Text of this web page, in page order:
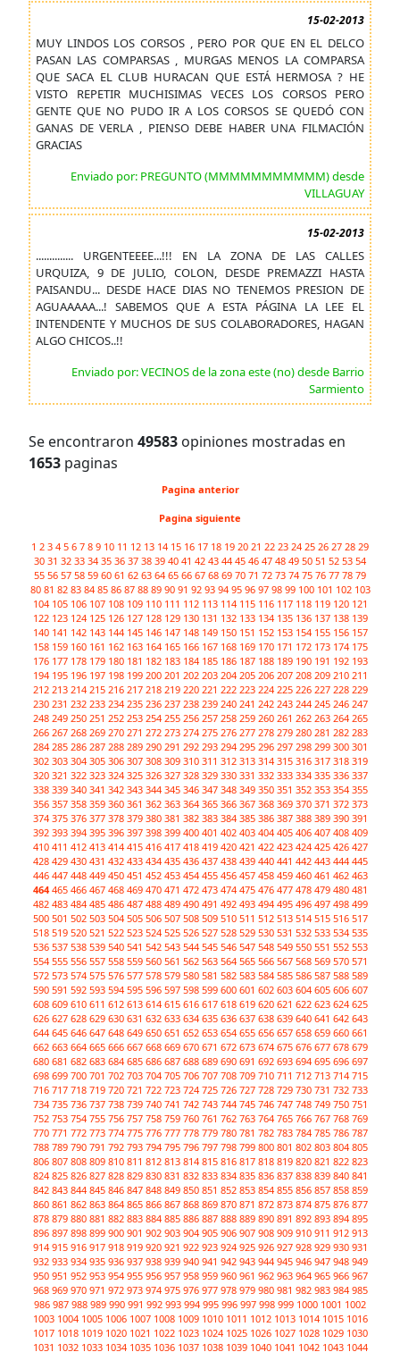
15-02-2013
MUY LINDOS LOS CORSOS , PERO POR QUE EN EL DELCO
PASAN LAS COMPARSAS , MURGAS MENOS LA COMPARSA
QUE SACA EL CLUB HURACAN QUE ESTÁ HERMOSA ? HE
VISTO REPETIR MUCHISIMAS VECES LOS CORSOS PERO
GENTE QUE NO PUDO IR A LOS CORSOS SE QUEDÓ CON
GANAS DE VERLA , PIENSO DEBE HABER UNA FILMACIÓN
GRACIAS
Enviado por: PREGUNTO (MMMMMMMMMMM) desde
VILLAGUAY
15-02-2013
.............. URGENTEEEE...!!! EN LA ZONA DE LAS CALLES
URQUIZA, 9 DE JULIO, COLON, DESDE PREMAZZI HASTA
PAISANDU... DESDE HACE DIAS NO TENEMOS PRESION DE
AGUAAAAA...! SABEMOS QUE A ESTA PÁGINA LA LEE EL
INTENDENTE Y MUCHOS DE SUS COLABORADORES, HAGAN
ALGO CHICOS..!!
Enviado por: VECINOS de la zona este (no) desde Barrio
Sarmiento
Se encontraron 49583 opiniones mostradas en
1653 paginas
Pagina anterior
Pagina siguiente
1 2 3 4 5 6 7 8 9 10 11 12 13 14 15 16 17 18 19 20 21 22 23 24 25 26 27 28 29
30 31 32 33 34 35 36 37 38 39 40 41 42 43 44 45 46 47 48 49 50 51 52 53 54
55 56 57 58 59 60 61 62 63 64 65 66 67 68 69 70 71 72 73 74 75 76 77 78 79
80 81 82 83 84 85 86 87 88 89 90 91 92 93 94 95 96 97 98 99 100 101 102 103
104 105 106 107 108 109 110 111 112 113 114 115 116 117 118 119 120 121
122 123 124 125 126 127 128 129 130 131 132 133 134 135 136 137 138 139
140 141 142 143 144 145 146 147 148 149 150 151 152 153 154 155 156 157
158 159 160 161 162 163 164 165 166 167 168 169 170 171 172 173 174 175
176 177 178 179 180 181 182 183 184 185 186 187 188 189 190 191 192 193
194 195 196 197 198 199 200 201 202 203 204 205 206 207 208 209 210 211
212 213 214 215 216 217 218 219 220 221 222 223 224 225 226 227 228 229
230 231 232 233 234 235 236 237 238 239 240 241 242 243 244 245 246 247
248 249 250 251 252 253 254 255 256 257 258 259 260 261 262 263 264 265
266 267 268 269 270 271 272 273 274 275 276 277 278 279 280 281 282 283
284 285 286 287 288 289 290 291 292 293 294 295 296 297 298 299 300 301
302 303 304 305 306 307 308 309 310 311 312 313 314 315 316 317 318 319
320 321 322 323 324 325 326 327 328 329 330 331 332 333 334 335 336 337
338 339 340 341 342 343 344 345 346 347 348 349 350 351 352 353 354 355
356 357 358 359 360 361 362 363 364 365 366 367 368 369 370 371 372 373
374 375 376 377 378 379 380 381 382 383 384 385 386 387 388 389 390 391
392 393 394 395 396 397 398 399 400 401 402 403 404 405 406 407 408 409
410 411 412 413 414 415 416 417 418 419 420 421 422 423 424 425 426 427
428 429 430 431 432 433 434 435 436 437 438 439 440 441 442 443 444 445
446 447 448 449 450 451 452 453 454 455 456 457 458 459 460 461 462 463
464465 466 467 468 469 470 471 472 473 474 475 476 477 478 479 480 481
482 483 484 485 486 487 488 489 490 491 492 493 494 495 496 497 498 499
500 501 502 503 504 505 506 507 508 509 510 511 512 513 514 515 516 517
518 519 520 521 522 523 524 525 526 527 528 529 530 531 532 533 534 535
536 537 538 539 540 541 542 543 544 545 546 547 548 549 550 551 552 553
554 555 556 557 558 559 560 561 562 563 564 565 566 567 568 569 570 571
572 573 574 575 576 577 578 579 580 581 582 583 584 585 586 587 588 589
590 591 592 593 594 595 596 597 598 599 600 601 602 603 604 605 606 607
608 609 610 611 612 613 614 615 616 617 618 619 620 621 622 623 624 625
626 627 628 629 630 631 632 633 634 635 636 637 638 639 640 641 642 643
644 645 646 647 648 649 650 651 652 653 654 655 656 657 658 659 660 661
662 663 664 665 666 667 668 669 670 671 672 673 674 675 676 677 678 679
680 681 682 683 684 685 686 687 688 689 690 691 692 693 694 695 696 697
698 699 700 701 702 703 704 705 706 707 708 709 710 711 712 713 714 715
716 717 718 719 720 721 722 723 724 725 726 727 728 729 730 731 732 733
734 735 736 737 738 739 740 741 742 743 744 745 746 747 748 749 750 751
752 753 754 755 756 757 758 759 760 761 762 763 764 765 766 767 768 769
770 771 772 773 774 775 776 777 778 779 780 781 782 783 784 785 786 787
788 789 790 791 792 793 794 795 796 797 798 799 800 801 802 803 804 805
806 807 808 809 810 811 812 813 814 815 816 817 818 819 820 821 822 823
824 825 826 827 828 829 830 831 832 833 834 835 836 837 838 839 840 841
842 843 844 845 846 847 848 849 850 851 852 853 854 855 856 857 858 859
860 861 862 863 864 865 866 867 868 869 870 871 872 873 874 875 876 877
878 879 880 881 882 883 884 885 886 887 888 889 890 891 892 893 894 895
896 897 898 899 900 901 902 903 904 905 906 907 908 909 910 911 912 913
914 915 916 917 918 919 920 921 922 923 924 925 926 927 928 929 930 931
932 933 934 935 936 937 938 939 940 941 942 943 944 945 946 947 948 949
950 951 952 953 954 955 956 957 958 959 960 961 962 963 964 965 966 967
968 969 970 971 972 973 974 975 976 977 978 979 980 981 982 983 984 985
986 987 988 989 990 991 992 993 994 995 996 997 998 999 1000 1001 1002
1003 1004 1005 1006 1007 1008 1009 1010 1011 1012 1013 1014 1015 1016
1017 1018 1019 1020 1021 1022 1023 1024 1025 1026 1027 1028 1029 1030
1031 1032 1033 1034 1035 1036 1037 1038 1039 1040 1041 1042 1043 1044